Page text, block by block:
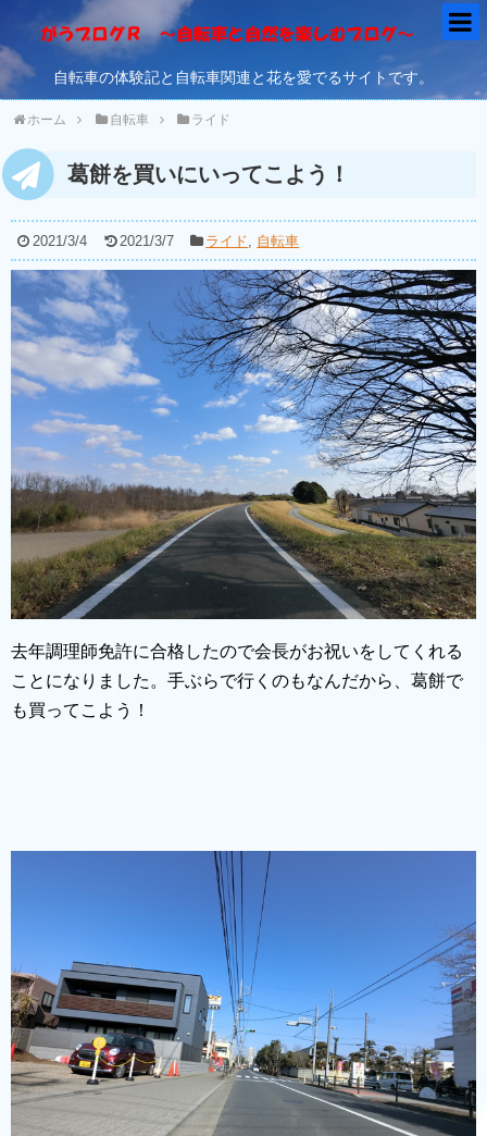
自転車の体験記と自転車関連と花を愛でるサイトです。
ホーム 自転車 ライド
葛餅を買いにいってこよう！
2021/3/4 2021/3/7 ライド, 自転車
去年調理師免許に合格したので会長がお祝いをしてくれる
ことになりました。手ぶらで行くのもなんだから、葛餅で
も買ってこよう！